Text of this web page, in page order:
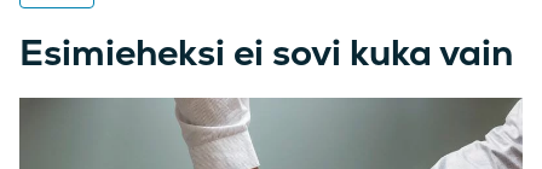
Esimieheksi ei sovi kuka vain